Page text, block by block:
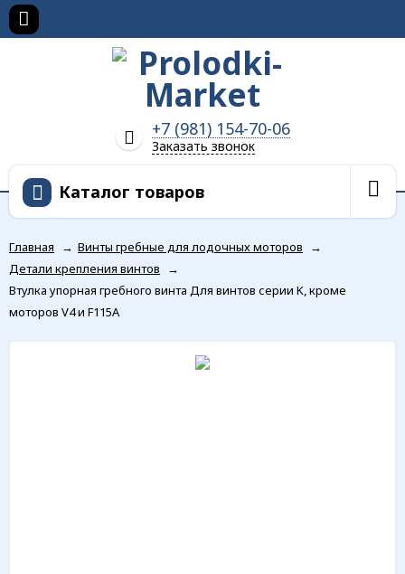
+7 (981) 154-70-06
Заказать звонок
Каталог товаров
Главная → Винты гребные для лодочных моторов
→
Детали крепления винтов
→
Втулка упорная гребного винта Для винтов серии K, кроме
моторов V4 и F115A